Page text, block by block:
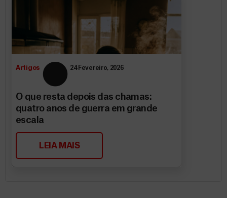
Artigos 24 Fevereiro, 2026
O que resta depois das chamas:
quatro anos de guerra em grande
escala
LEIA MAIS